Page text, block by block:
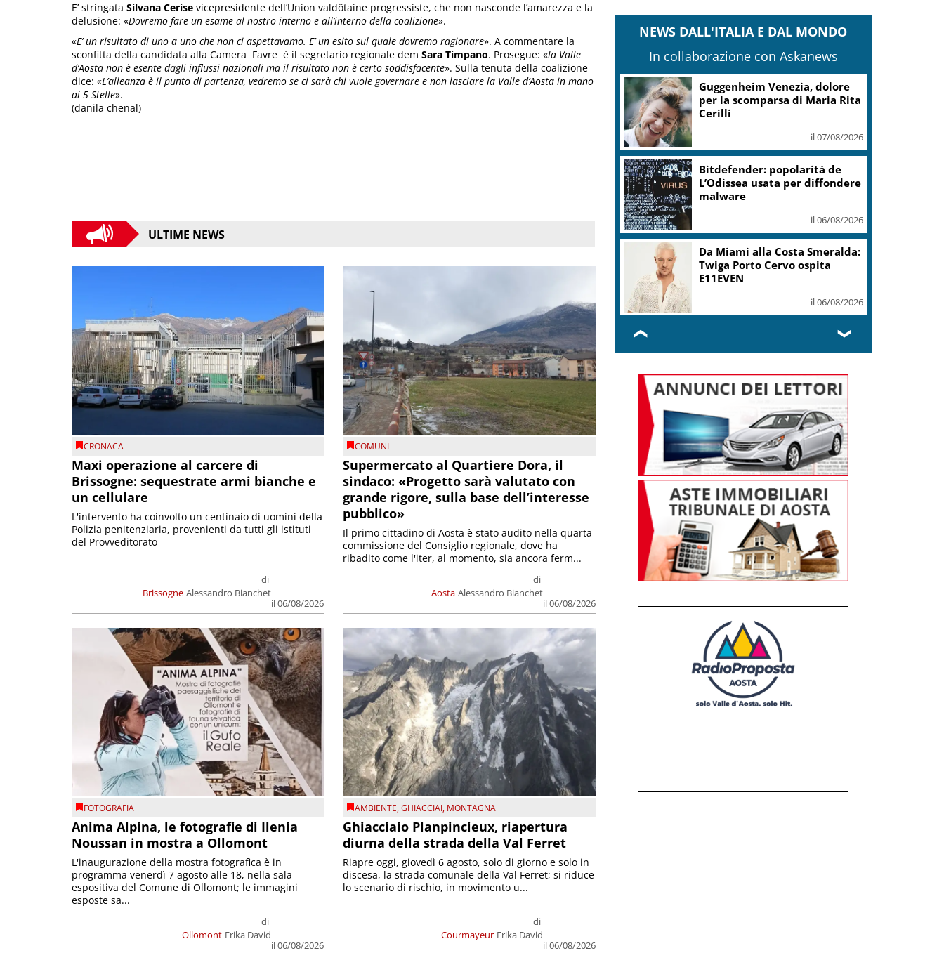
E’ stringata Silvana Cerise vicepresidente dell’Union valdôtaine progressiste, che non nasconde l’amarezza e la
delusione: «Dovremo fare un esame al nostro interno e all’interno della coalizione».
«E’ un risultato di uno a uno che non ci aspettavamo. E’ un esito sul quale dovremo ragionare». A commentare la
sconfitta della candidata alla Camera Favre è il segretario regionale dem Sara Timpano. Prosegue: «la Valle
d’Aosta non è esente dagli influssi nazionali ma il risultato non è certo soddisfacente». Sulla tenuta della coalizione
dice: «L’alleanza è il punto di partenza, vedremo se ci sarà chi vuole governare e non lasciare la Valle d’Aosta in mano
ai 5 Stelle».
(danila chenal)
ULTIME NEWS
CRONACA
Maxi operazione al carcere di
Brissogne: sequestrate armi bianche e
un cellulare
Brissogne
di
Alessandro Bianchet
il 06/08/2026
L'intervento ha coinvolto un centinaio di uomini della
Polizia penitenziaria, provenienti da tutti gli istituti
del Provveditorato
COMUNI
Supermercato al Quartiere Dora, il
sindaco: «Progetto sarà valutato con
grande rigore, sulla base dell’interesse
pubblico»
Aosta
di
Alessandro Bianchet
il 06/08/2026
Il primo cittadino di Aosta è stato audito nella quarta
commissione del Consiglio regionale, dove ha
ribadito come l'iter, al momento, sia ancora ferm...
FOTOGRAFIA
Anima Alpina, le fotografie di Ilenia
Noussan in mostra a Ollomont
Ollomont
di
Erika David
il 06/08/2026
L'inaugurazione della mostra fotografica è in
programma venerdì 7 agosto alle 18, nella sala
espositiva del Comune di Ollomont; le immagini
esposte sa...
AMBIENTE,GHIACCIAI, MONTAGNA
Ghiacciaio Planpincieux, riapertura
diurna della strada della Val Ferret
Courmayeur
di
Erika David
il 06/08/2026
Riapre oggi, giovedì 6 agosto, solo di giorno e solo in
discesa, la strada comunale della Val Ferret; si riduce
lo scenario di rischio, in movimento u...
NEWS DALL'ITALIA E DAL MONDO
In collaborazione con Askanews
Guggenheim Venezia, dolore
per la scomparsa di Maria Rita
Cerilli
il 07/08/2026
Bitdefender: popolarità de
L’Odissea usata per diffondere
malware
il 06/08/2026
Da Miami alla Costa Smeralda:
Twiga Porto Cervo ospita
E11EVEN
il 06/08/2026
❮ ❯